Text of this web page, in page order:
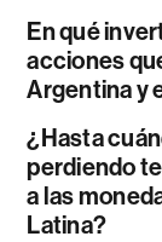
En qué
acciones
Argentina y
¿Hasta
perdiendo
a las
Latina?